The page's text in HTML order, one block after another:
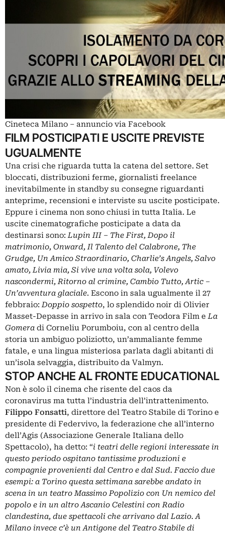
Cineteca Milano – annuncio via Facebook
FILM POSTICIPATI E USCITE PREVISTE
UGUALMENTE
Una crisi che riguarda tutta la catena del settore. Set
bloccati, distribuzioni ferme, giornalisti freelance
inevitabilmente in standby su consegne riguardanti
anteprime, recensioni e interviste su uscite posticipate.
Eppure i cinema non sono chiusi in tutta Italia. Le
uscite cinematografiche posticipate a data da
destinarsi sono:Lupin III – The First, Dopo il
matrimonio, Onward, Il Talento del Calabrone, The
Grudge, Un Amico Straordinario, Charlie’s Angels, Salvo
amato, Livia mia, Si vive una volta sola, Volevo
nascondermi, Ritorno al crimine, Cambio Tutto, Artic –
Un’avventura glaciale. Escono in sala ugualmente il 27
febbraio:Doppio sospetto, lo splendido noir di Olivier
Masset-Depasse in arrivo in sala con Teodora Film eLa
Gomera di Corneliu Porumboiu, con al centro della
storia un ambiguo poliziotto, un’ammaliante femme
fatale, e una lingua misteriosa parlata dagli abitanti di
un’isola selvaggia, distribuito da Valmyn.
STOP ANCHE AL FRONTE EDUCATIONAL
Non è solo il cinema che risente del caos da
coronavirus ma tutta l’industria dell’intrattenimento.
Filippo Fonsatti, direttore del Teatro Stabile di Torino e
presidente di Federvivo, la federazione che all’interno
dell’Agis (Associazione Generale Italiana dello
Spettacolo), ha detto: “i teatri delle regioni interessate in
questo periodo ospitano tantissime produzioni e
compagnie provenienti dal Centro e dal Sud. Faccio due
esempi: a Torino questa settimana sarebbe andato in
scena in un teatro Massimo Popolizio con Un nemico del
popolo e in un altro Ascanio Celestini con Radio
clandestina, due spettacoli che arrivano dal Lazio. A
Milano invece c’è un Antigone del Teatro Stabile di